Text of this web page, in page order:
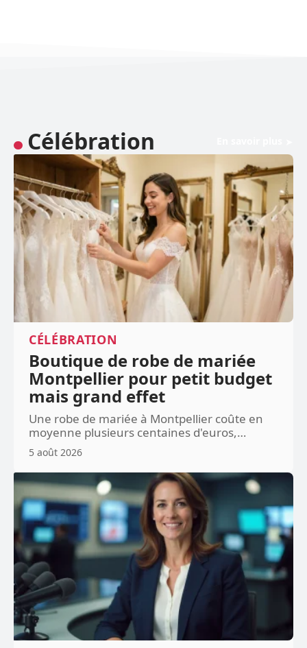
Célébration
CÉLÉBRATION
Boutique de robe de mariée
Montpellier pour petit budget
mais grand effet
Une robe de mariée à Montpellier coûte en
moyenne plusieurs centaines d'euros,…
5 août 2026